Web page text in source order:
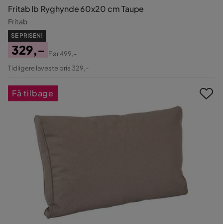
Fritab Ib Ryghynde 60x20 cm Taupe
Fritab
SE PRISEN!
Pris
329,-
Original
Før499,-
Tidligere laveste pris 329,-
Få tilbage